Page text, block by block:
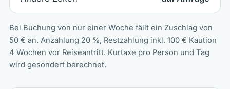
Bei Buchung von nur einer Woche fällt ein Zuschlag von
50 € an. Anzahlung 20 %, Restzahlung inkl. 100 € Kaution
4 Wochen vor Reiseantritt. Kurtaxe pro Person und Tag
wird gesondert berechnet.